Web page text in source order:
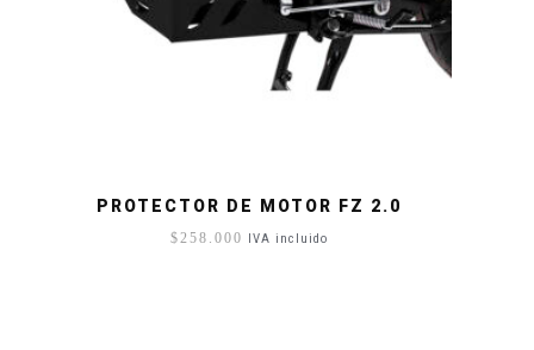
PROTECTOR DE MOTOR FZ 2.0
$258.000 IVA incluido